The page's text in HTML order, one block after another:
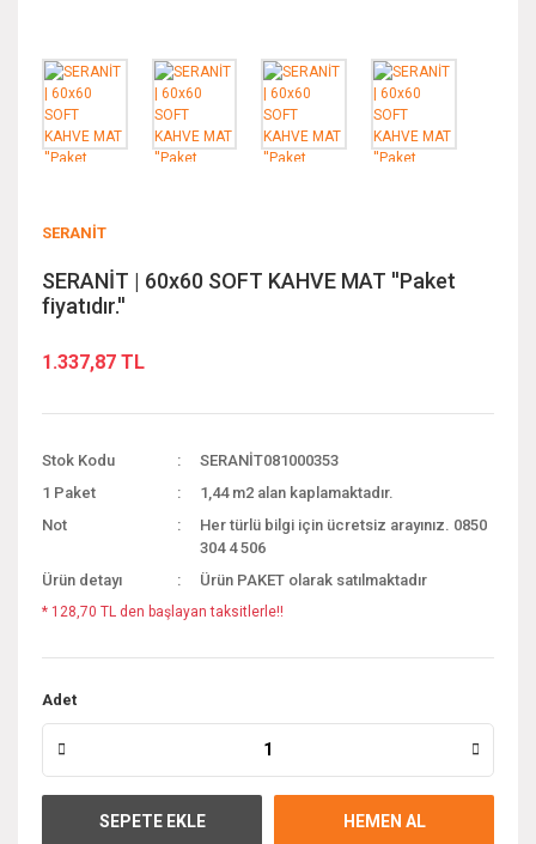
SERANİT
SERANİT | 60x60 SOFT KAHVE MAT ''Paket
fiyatıdır.''
1.337,87 TL
Stok Kodu
SERANİT081000353
1 Paket
1,44 m2 alan kaplamaktadır.
Not
Her türlü bilgi için ücretsiz arayınız. 0850
304 4 506
Ürün detayı
Ürün PAKET olarak satılmaktadır
* 128,70 TL den başlayan taksitlerle!!
Adet
SEPETE EKLE HEMEN AL